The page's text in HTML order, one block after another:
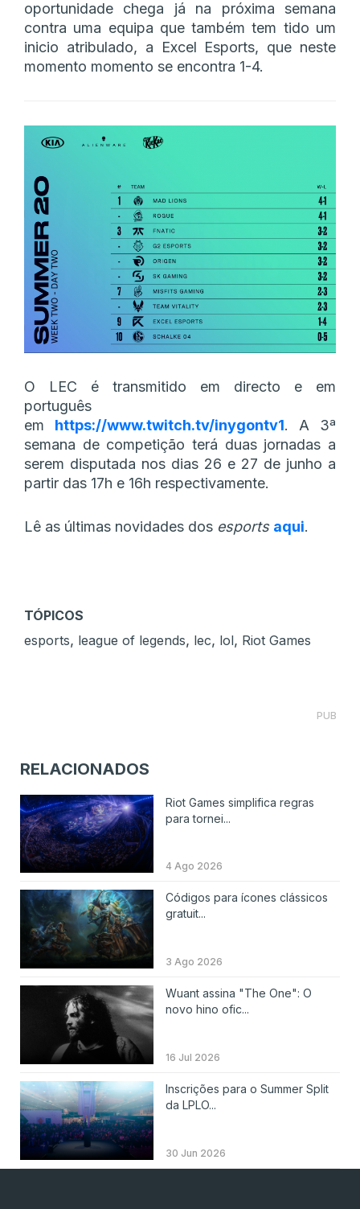
oportunidade chega já na próxima semana
contra uma equipa que também tem tido um
inicio atribulado, a Excel Esports, que neste
momento momento se encontra 1-4.
O LEC é transmitido em directo e em
português
em https://www.twitch.tv/inygontv1. A 3ª
semana de competição terá duas jornadas a
serem disputada nos dias 26 e 27 de junho a
partir das 17h e 16h respectivamente.
Lê as últimas novidades dos esports aqui.
TÓPICOS
esports, league of legends, lec, lol, Riot Games
PUB
RELACIONADOS
Riot Games simplifica regras
para tornei...
4 Ago 2026
Códigos para ícones clássicos
gratuit...
3 Ago 2026
Wuant assina "The One": O
novo hino ofic...
16 Jul 2026
Inscrições para o Summer Split
da LPLO...
30 Jun 2026